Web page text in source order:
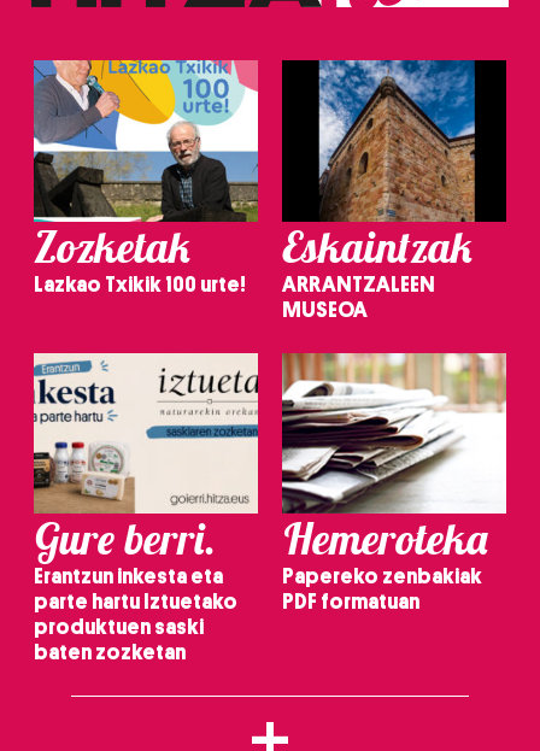
Zozketak
Lazkao Txikik 100 urte!
Eskaintzak
ARRANTZALEEN
MUSEOA
Gure berri.
Erantzun inkesta eta
parte hartu Iztuetako
produktuen saski
baten zozketan
Hemeroteka
Papereko zenbakiak
PDF formatuan